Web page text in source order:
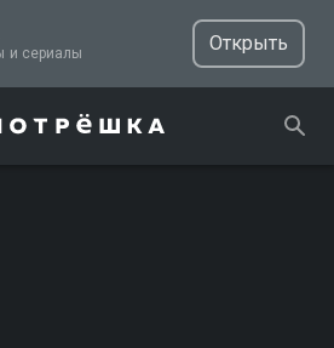
ТВ, фильмы и сериалы
Открыть